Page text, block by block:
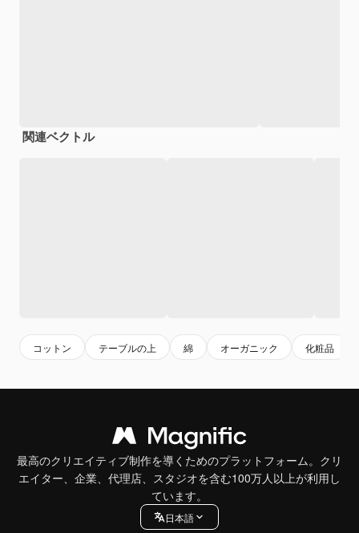
関連ベクトル
コットン テーブルの上 綿 オーガニック 化粧品
最高のクリエイティブ制作を導くためのプラットフォーム。クリ
エイター、企業、代理店、スタジオを含む100万人以上が利用し
ています。
日本語